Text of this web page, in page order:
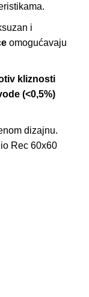
i
omogućavaju
kliznosti
(<0,5%)
dizajnu.
Rec 60x60